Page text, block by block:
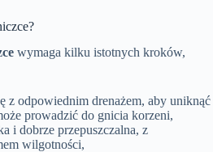
wymaga kilku istotnych kroków,
z odpowiednim drenażem, aby uniknąć
prowadzić do gnicia korzeni,
i dobrze przepuszczalna, z
wilgotności,